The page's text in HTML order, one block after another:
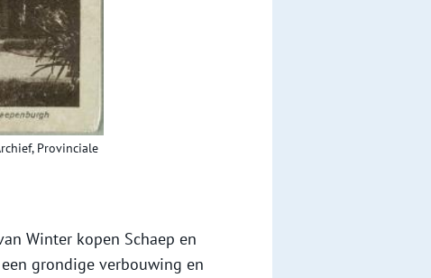
Provinciale
Winter kopen Schaep en
grondige verbouwing en